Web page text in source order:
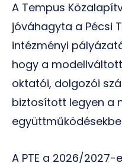
A Tempus
jóváhagyta a Pécsi
intézményi
hogy a
oktatói, dolgozói
biztosított legyen a
A PTE a 2026/2027-